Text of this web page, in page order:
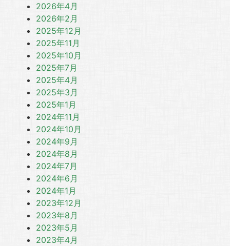
2026年4月
2026年2月
2025年12月
2025年11月
2025年10月
2025年7月
2025年4月
2025年3月
2025年1月
2024年11月
2024年10月
2024年9月
2024年8月
2024年7月
2024年6月
2024年1月
2023年12月
2023年8月
2023年5月
2023年4月